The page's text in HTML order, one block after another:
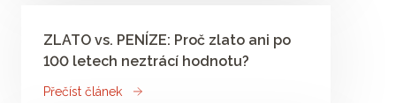
ZLATO vs. PENÍZE: Proč zlato ani po
100 letech neztrácí hodnotu?
Přečíst článek